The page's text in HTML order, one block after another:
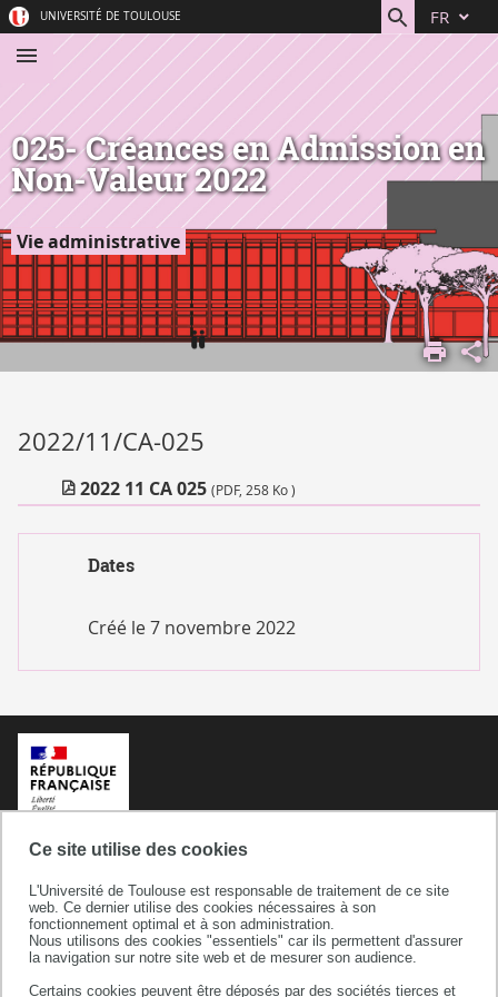
Ce site utilise des cookies
L'Université de Toulouse est responsable de traitement de ce site
web. Ce dernier utilise des cookies nécessaires à son
fonctionnement optimal et à son administration.
Nous utilisons des cookies "essentiels" car ils permettent d'assurer
la navigation sur notre site web et de mesurer son audience.
Certains cookies peuvent être déposés par des sociétés tierces et
au
contenu
directs
UNIVERSITÉ DE TOULOUSE FR
025- Créances en Admission en
Non-Valeur 2022
Vie administrative
ACCUEIL
COMPRENDRE
INSTITUTIONNELLE
INSTANCES
2022/11/CA-025
2022 11 CA 025 (PDF, 258 Ko )
Dates
Créé le7 novembre 2022